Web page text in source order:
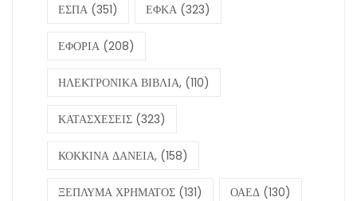
ΕΣΠΑ (351) ΕΦΚΑ (323)
ΕΦΟΡΙΑ (208)
ΗΛΕΚΤΡΟΝΙΚΑ ΒΙΒΛΙΑ, (110)
ΚΑΤΑΣΧΕΣΕΙΣ (323)
ΚΟΚΚΙΝΑ ΔΑΝΕΙΑ, (158)
ΞΕΠΛΥΜΑ ΧΡΗΜΑΤΟΣ (131) ΟΑΕΔ (130)